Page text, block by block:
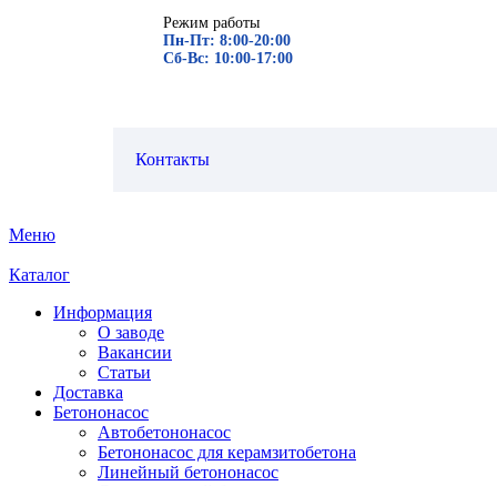
Режим работы
Пн-Пт: 8:00-20:00
Сб-Вс: 10:00-17:00
Контакты
Меню
Каталог
Информация
О заводе
Вакансии
Статьи
Доставка
Бетононасос
Автобетононасос
Бетононасос для керамзитобетона
Линейный бетононасос